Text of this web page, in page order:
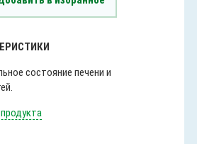
состояние печени и